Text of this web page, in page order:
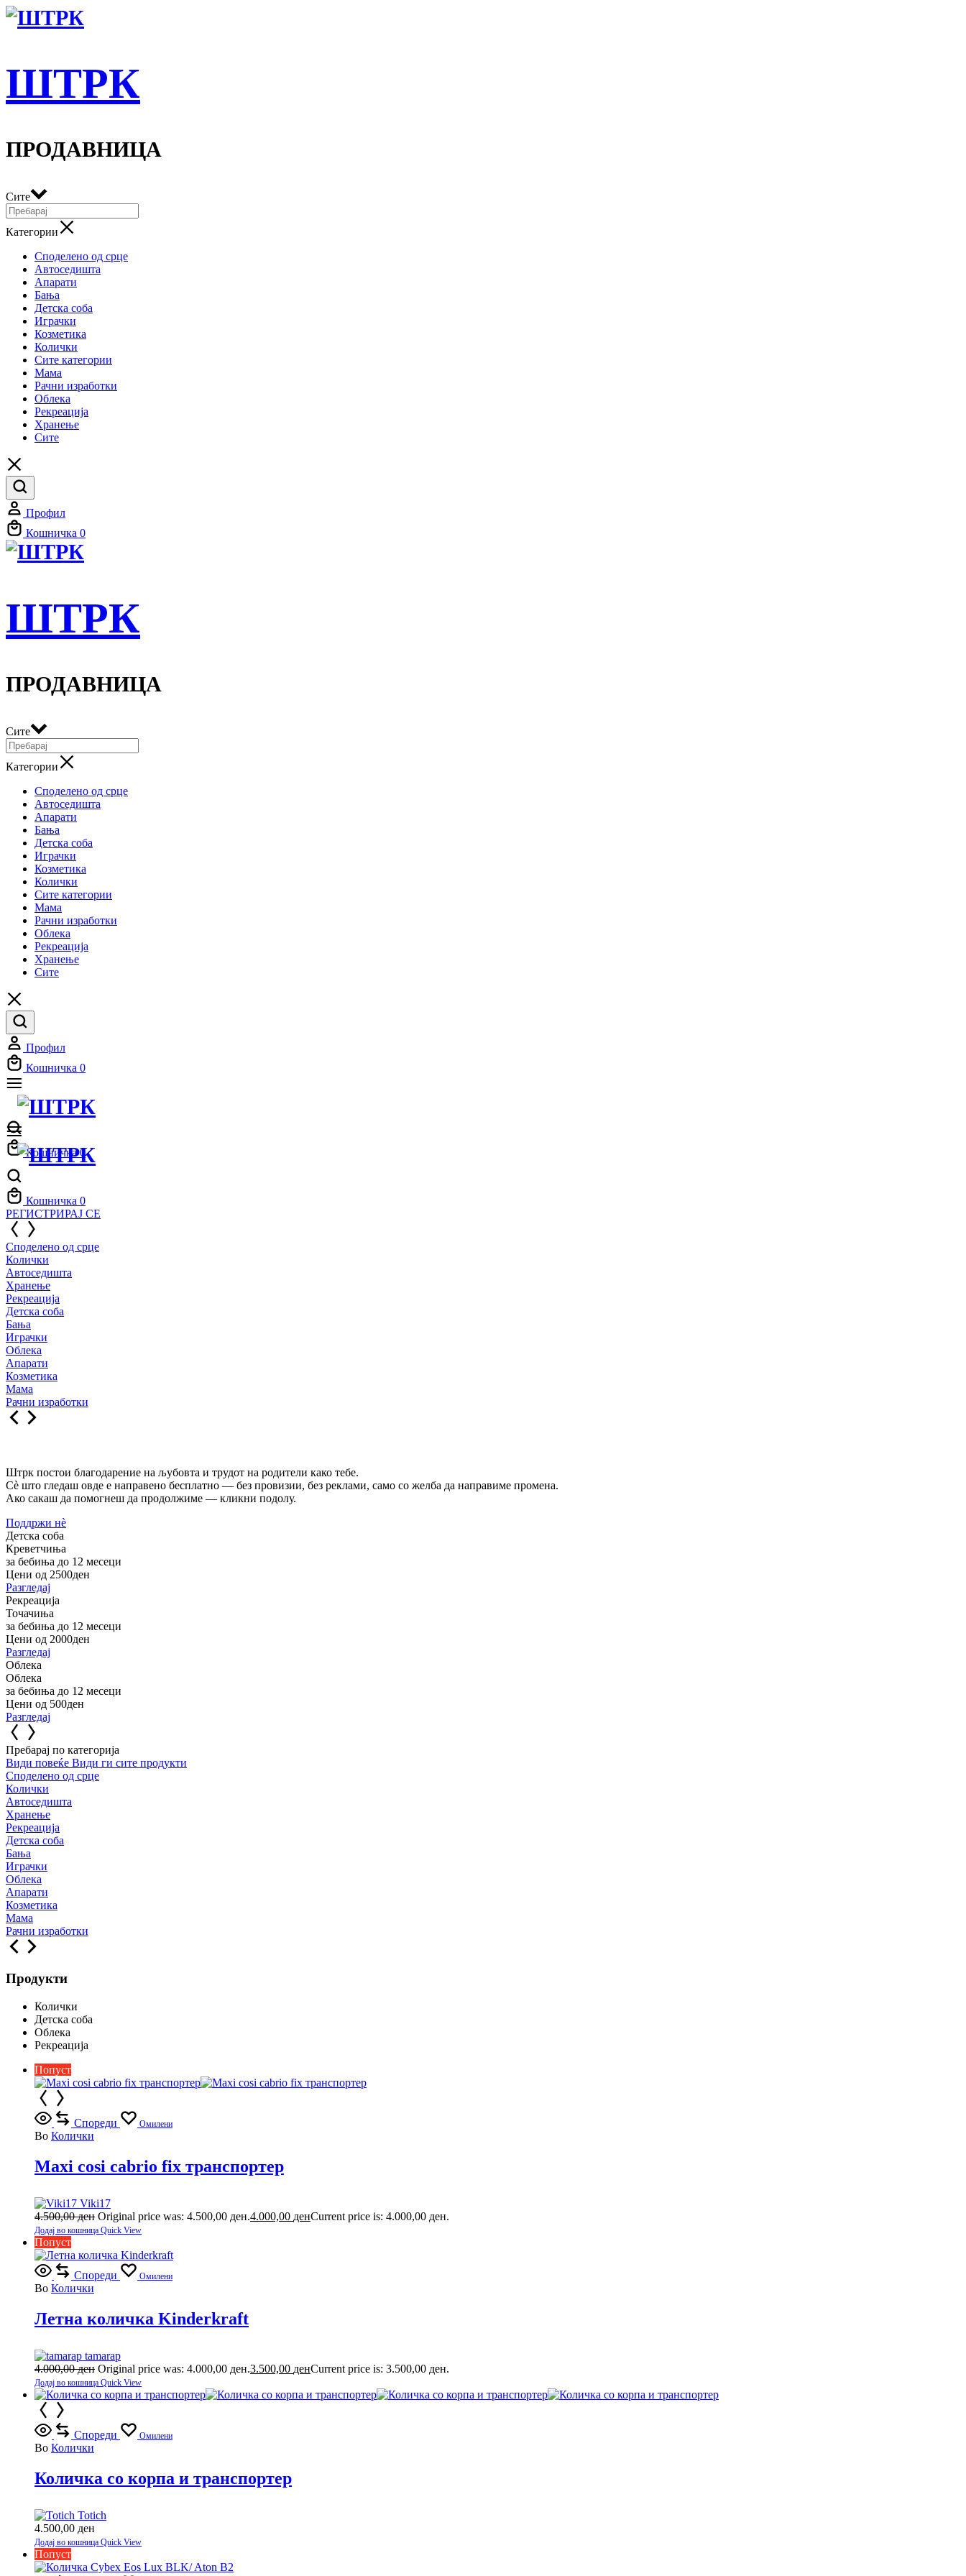
ШТРК
ПРОДАВНИЦА
Сите
Категории
Споделено од срце
Автоседишта
Апарати
Бања
Детска соба
Играчки
Козметика
Колички
Сите категории
Мама
Рачни изработки
Облека
Рекреација
Хранење
Сите
Профил
Кошничка 0
ШТРК
ПРОДАВНИЦА
Сите
Категории
Споделено од срце
Автоседишта
Апарати
Бања
Детска соба
Играчки
Козметика
Колички
Сите категории
Мама
Рачни изработки
Облека
Рекреација
Хранење
Сите
Профил
Кошничка 0
Кошничка 0
Кошничка 0
РЕГИСТРИРАЈ СЕ
Споделено од срце
Колички
Автоседишта
Хранење
Рекреација
Детска соба
Бања
Играчки
Облека
Апарати
Козметика
Мама
Рачни изработки
Штрк постои благодарение на љубовта и трудот на родители како тебе.
Сè што гледаш овде е направено бесплатно — без провизии, без реклами, само со желба да направиме промена.
Ако сакаш да помогнеш да продолжиме — кликни подолу.
Поддржи нѐ
Детска соба
Креветчиња
за бебиња до 12 месеци
Цени од 2500ден
Разгледај
Рекреација
Точачиња
за бебиња до 12 месеци
Цени од 2000ден
Разгледај
Облека
Облека
за бебиња до 12 месеци
Цени од 500ден
Разгледај
Пребарај по категорија
Види повеќе Види ги сите продукти
Споделено од срце
Колички
Автоседишта
Хранење
Рекреација
Детска соба
Бања
Играчки
Облека
Апарати
Козметика
Мама
Рачни изработки
Продукти
Колички
Детска соба
Облека
Рекреација
Попуст
Спореди Омилени
Во Колички
Maxi cosi cabrio fix транспортер
Viki17
4.500,00ден Original price was: 4.500,00 ден.4.000,00 денCurrent price is: 4.000,00 ден.
Додај во кошница Quick View
Попуст
Спореди Омилени
Во Колички
Летна количка Kinderkraft
tamarap
4.000,00ден Original price was: 4.000,00 ден.3.500,00 денCurrent price is: 3.500,00 ден.
Додај во кошница Quick View
Спореди Омилени
Во Колички
Количка со корпа и транспортер
Totich
4.500,00 ден
Додај во кошница Quick View
Попуст